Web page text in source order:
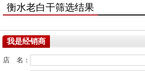
衡水老白干筛选结果
我是经销商
店 名：